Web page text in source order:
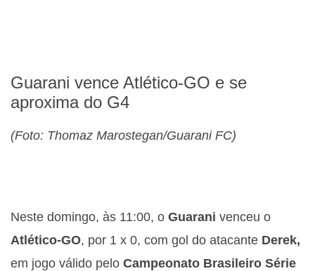
Guarani vence Atlético-GO e se
aproxima do G4
(Foto: Thomaz Marostegan/Guarani FC)
Neste domingo, às 11:00, o Guarani venceu o
Atlético-GO, por 1 x 0, com gol do atacante Derek,
em jogo válido pelo Campeonato Brasileiro Série